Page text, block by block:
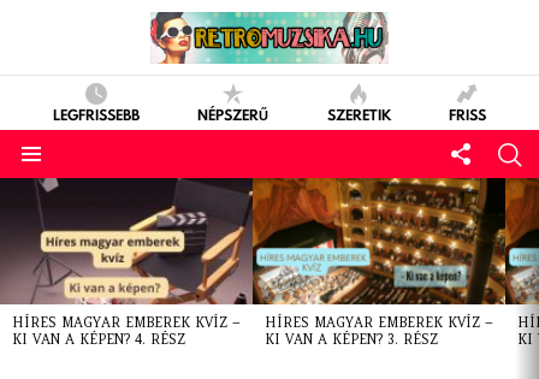
LEGFRISSEBB NÉPSZERŰ SZERETIK FRISS
LATEST
STORIES
HÍRES MAGYAR EMBEREK KVÍZ –
KI VAN A KÉPEN? 4. RÉSZ
HÍRES MAGYAR EMBEREK KVÍZ –
KI VAN A KÉPEN? 3. RÉSZ
KI